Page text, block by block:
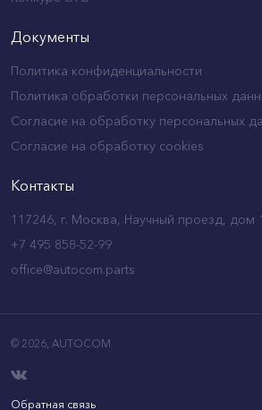
Документы
Политика конфиденциальности
Политика обработки персональных
Согласие на обработку персональных
Согласие на обработку cookies
Контакты
117246, г. Москва, Научный проезд, дом
+7 495 858-52-99
office@autocom.parts
© 2026, AUTOCOM
Обратная связь